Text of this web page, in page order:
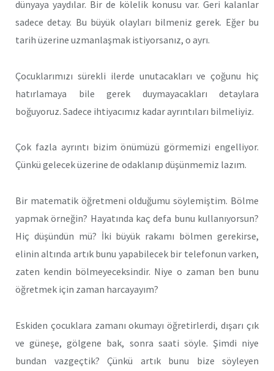
dünyaya yaydılar. Bir de kölelik konusu var. Geri kalanlar
sadece detay. Bu büyük olayları bilmeniz gerek. Eğer bu
tarih üzerine uzmanlaşmak istiyorsanız, o ayrı.
Çocuklarımızı sürekli ilerde unutacakları ve çoğunu hiç
hatırlamaya bile gerek duymayacakları detaylara
boğuyoruz. Sadece ihtiyacımız kadar ayrıntıları bilmeliyiz.
Çok fazla ayrıntı bizim önümüzü görmemizi engelliyor.
Çünkü gelecek üzerine de odaklanıp düşünmemiz lazım.
Bir matematik öğretmeni olduğumu söylemiştim. Bölme
yapmak örneğin? Hayatında kaç defa bunu kullanıyorsun?
Hiç düşündün mü? İki büyük rakamı bölmen gerekirse,
elinin altında artık bunu yapabilecek bir telefonun varken,
zaten kendin bölmeyeceksindir. Niye o zaman ben bunu
öğretmek için zaman harcayayım?
Eskiden çocuklara zamanı okumayı öğretirlerdi, dışarı çık
ve güneşe, gölgene bak, sonra saati söyle. Şimdi niye
bundan vazgeçtik? Çünkü artık bunu bize söyleyen